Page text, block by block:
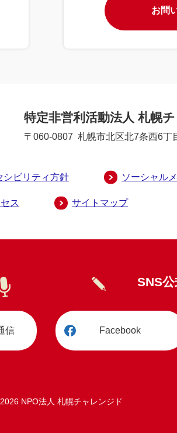
お問
特定非営利活動法人 札幌
〒060-0807 札幌市北区北7条西6丁
シビリティ方針 ソーシャル
ス サイトマップ
信
SNS
Facebook
NPO法人 札幌チャレンジド